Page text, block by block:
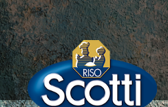
Skip
to
content